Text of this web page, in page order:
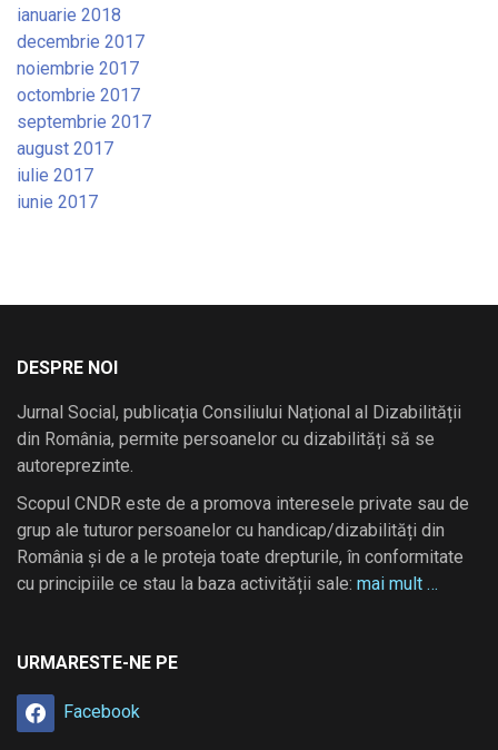
ianuarie 2018
decembrie 2017
noiembrie 2017
octombrie 2017
septembrie 2017
august 2017
iulie 2017
iunie 2017
DESPRE NOI
Jurnal Social, publicația Consiliului Național al Dizabilității
din România, permite persoanelor cu dizabilități să se
autoreprezinte.
Scopul CNDR este de a promova interesele private sau de
grup ale tuturor persoanelor cu handicap/dizabilități din
România și de a le proteja toate drepturile, în conformitate
cu principiile ce stau la baza activității sale: mai mult …
URMARESTE-NE PE
Facebook